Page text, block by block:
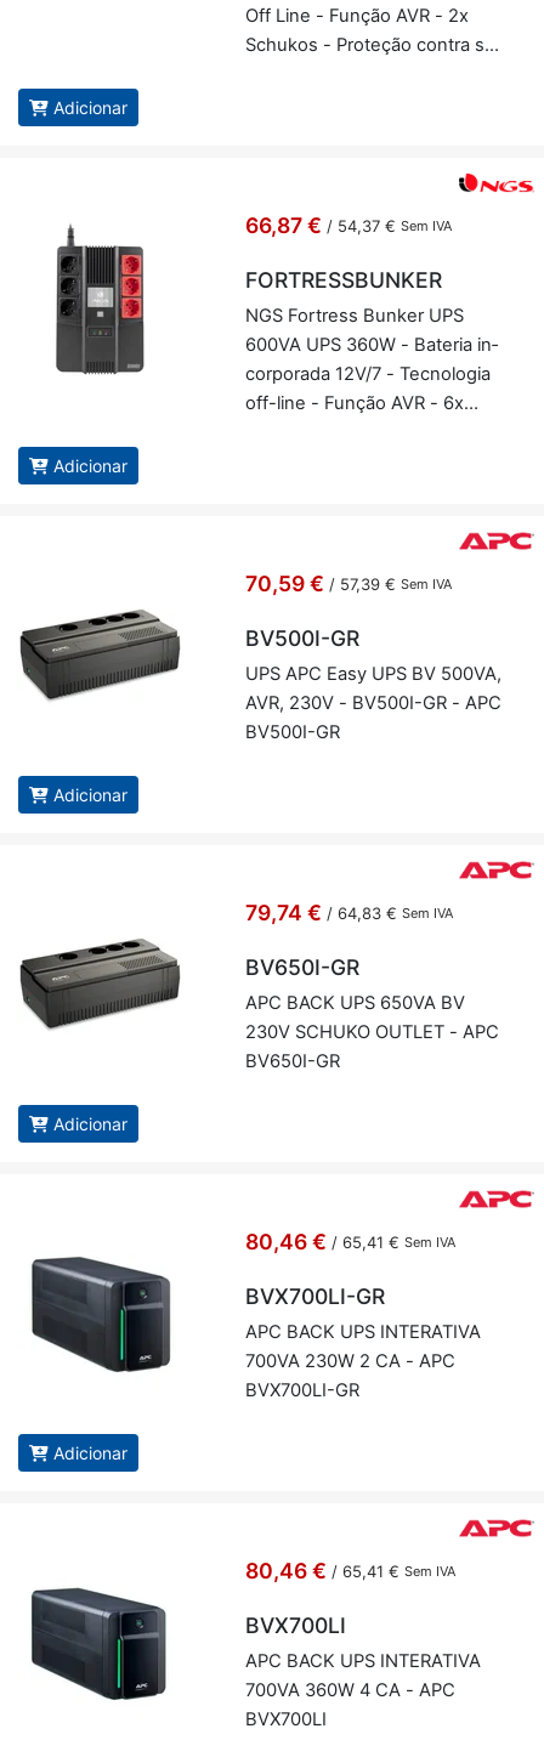
Off Line - Função AVR - 2x
Schukos - Pro­teção contra so­
Adicionar
66,87 € / 54,37 € Sem IVA
FORTRESSBUNKER
NGS For­tress Bunker UPS
600VA UPS 360W - Ba­teria in­
cor­po­rada 12V/7 - Tec­no­logia
off-line - Função AVR - 6x
Adicionar
70,59 € / 57,39 € Sem IVA
BV500I-GR
UPS APC Easy UPS BV 500VA,
AVR, 230V - BV500I-GR - APC
BV500I-GR
Adicionar
79,74 € / 64,83 € Sem IVA
BV650I-GR
APC BACK UPS 650VA BV
230V SCHUKO OU­TLET - APC
BV650I-GR
Adicionar
80,46 € / 65,41 € Sem IVA
BVX700LI-GR
APC BACK UPS IN­TE­RA­TIVA
700VA 230W 2 CA - APC
BVX700LI-GR
Adicionar
80,46 € / 65,41 € Sem IVA
BVX700LI
APC BACK UPS IN­TE­RA­TIVA
700VA 360W 4 CA - APC
BVX700LI